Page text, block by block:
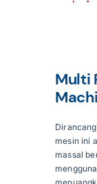
Multi
mesin ini
massal